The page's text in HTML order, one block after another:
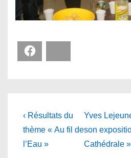
Navigation
de
l’article
Previous
Post
is
‹ Résultats du
thème « Au fil de
l’Eau »
Next
Post
is
Yves
son
Cathédrale »